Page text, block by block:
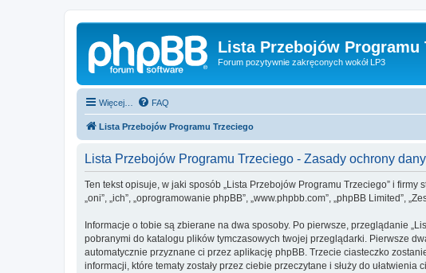
Lista Przebojów Programu
Forum pozytywnie zakręconych wokół LP3
Więcej… FAQ
Lista Przebojów Programu Trzeciego
Lista Przebojów Programu Trzeciego - Zasady ochrony
Ten tekst opisuje, w jaki sposób „Lista Przebojów Programu Trzeciego” i firmy
„oni”, „ich”, „oprogramowanie phpBB”, „www.phpbb.com”, „phpBB
Informacje o tobie są zbierane na dwa sposoby. Po pierwsze, przeglądanie
pobranymi do katalogu plików tymczasowych twojej przeglądarki. Pierwsze
automatycznie przyznane ci przez aplikację phpBB. Trzecie ciasteczko
informacji, które tematy zostały przez ciebie przeczytane i służy do ułatwienia